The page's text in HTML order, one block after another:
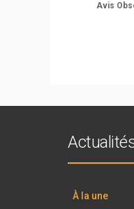
Avis
À la une